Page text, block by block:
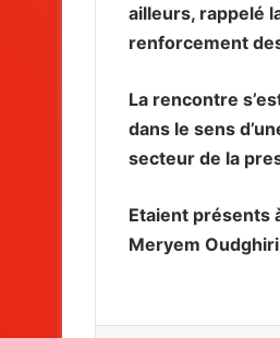
ailleurs, rappelé
renforcement
La rencontre
dans le sens
secteur de la
Etaient présents
Meryem